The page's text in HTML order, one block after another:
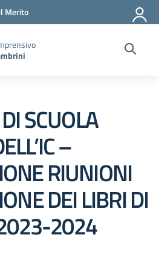
Merito
SCUOLA
–
RIUNIONI
DEI LIBRI DI
2024